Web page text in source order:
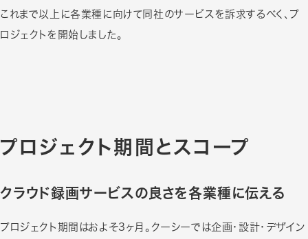
これまで以上に各業種に向けて同社のサービスを訴求するべく、プ
ロジェクトを開始しました。
プロジェクト期間とスコープ
クラウド録画サービスの良さを各業種に伝える
プロジェクト期間はおよそ3ヶ月。クーシーでは企画・設計・デザイン